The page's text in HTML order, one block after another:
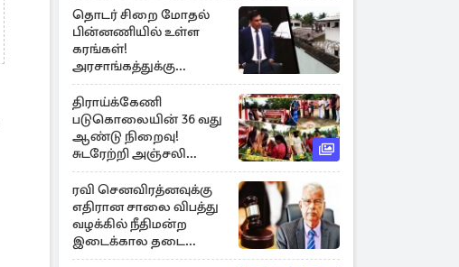
தொடர் சிறை மோதல்
பின்னணியில் உள்ள
கரங்கள்!
அரசாங்கத்துக்கு
கிடைத்த புலனாய்வு
தகவல்
திராய்க்கேணி
படுகொலையின் 36 வது
ஆண்டு நிறைவு!
சுடரேற்றி அஞ்சலி
செலுத்திய மக்கள்
ரவி செனவிரத்னவுக்கு
எதிரான சாலை விபத்து
வழக்கில் நீதிமன்ற
இடைக்கால தடை
உத்தரவு!